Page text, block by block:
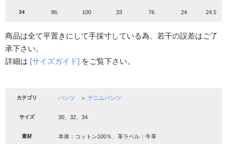
34 86 100 33 76 24 24.5
商品は全て平置きにして手採寸している為、若干の誤差はご了
承下さい。
詳細は [サイズガイド] をご覧下さい。
カテゴリ パンツ ＞ デニムパンツ
サイズ 30、32、34
素材 本体：コットン100％、革ラベル：牛革